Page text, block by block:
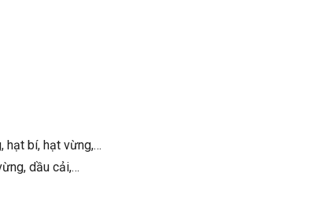
hạt bí, hạt vừng,…
dầu cải,…